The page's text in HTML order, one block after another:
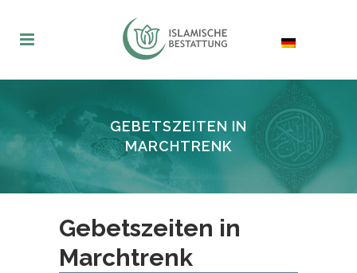
GEBETSZEITEN IN
MARCHTRENK
Gebetszeiten in
Marchtrenk